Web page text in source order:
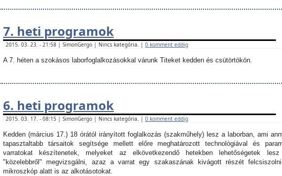
7. heti programok
2015. 03. 23. - 21:58 | SimonGergo | Nincs kategória. | 0 komment eddig
A 7. héten a szokásos laborfoglalkozásokkal várunk Titeket kedden és csütörtökön.
6. heti programok
2015. 03. 17. - 08:15 | SimonGergo | Nincs kategória. | 0 komment eddig
Kedden (március 17.) 18 órától irányított foglalkozás (szakműhely) lesz a laborban, ami
tapasztaltabb társaitok segítsége mellett előre meghatározott technológiával és
varratokat készítenetek, melyeket az elkövetkezendő hetekben lehetőségetek
"közelebbről" megvizsgálni, azaz a varrat egy szakaszának kivágott részét
mikroszkóp alatt is az alkotásotokat.